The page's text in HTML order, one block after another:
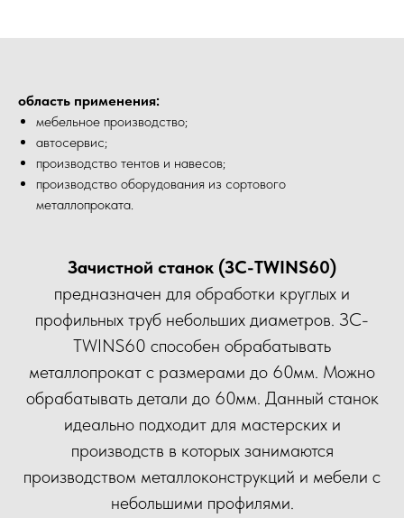
область применения:
мебельное производство;
автосервис;
производство тентов и навесов;
производство оборудования из сортового
металлопроката.
Зачистной станок (ЗС-TWINS60)
предназначен для обработки круглых и
профильных труб небольших диаметров. ЗС-
TWINS60 способен обрабатывать
металлопрокат с размерами до 60мм. Можно
обрабатывать детали до 60мм. Данный станок
идеально подходит для мастерских и
производств в которых занимаются
производством металлоконструкций и мебели с
небольшими профилями.